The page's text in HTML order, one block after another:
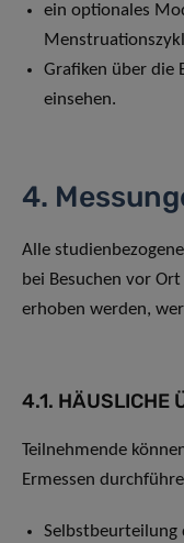
ein optionales
Grafiken über die
einsehen.
4.
Alle
bei Besuchen vor
erhoben werden,
4.1. HÄUSLICHE
Teilnehmende
Ermessen
Selbstbeurteilung